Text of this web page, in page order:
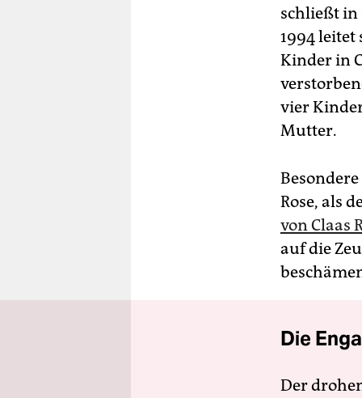
schließt in
1994 leitet
Kinder in
vier
Mutter.
Rose, als
von Claas
auf die
Die
Der